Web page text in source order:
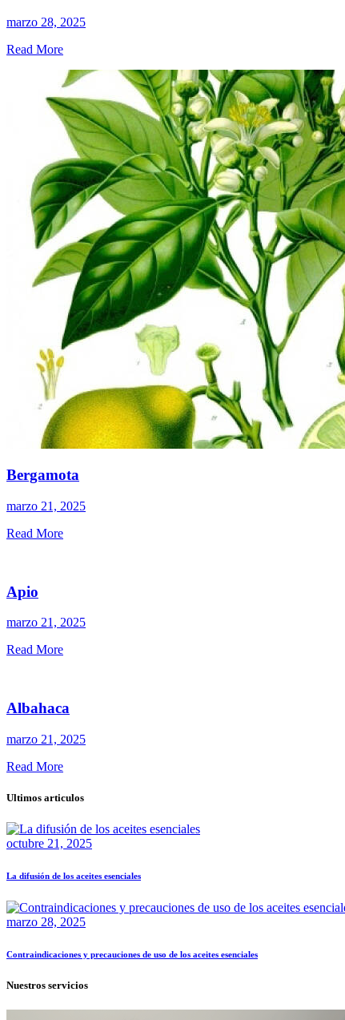
marzo 28, 2025
Read More
Bergamota
marzo 21, 2025
Read More
Apio
marzo 21, 2025
Read More
Albahaca
marzo 21, 2025
Read More
Ultimos articulos
octubre 21, 2025
La difusión de los aceites esenciales
marzo 28, 2025
Contraindicaciones y precauciones de uso de los aceites esenciales
Nuestros servicios